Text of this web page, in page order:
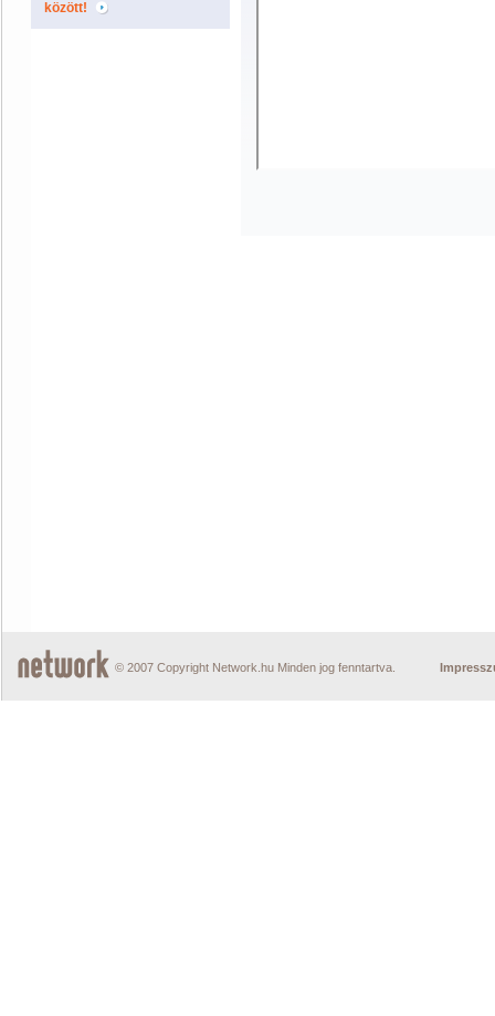
között!
© 2007 Copyright Network.hu Minden jog fenntartva.